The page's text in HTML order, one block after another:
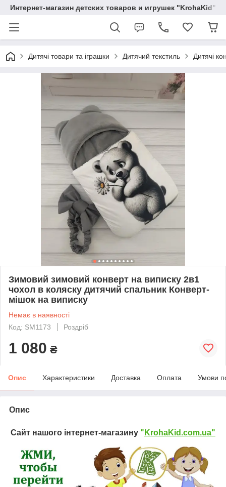
Интернет-магазин детских товаров и игрушек "KrohaKid"
Дитячі товари та іграшки Дитячий текстиль Дитячі
Зимовий зимовий конверт на виписку 2в1
чохол в коляску дитячий спальник Конверт-
мішок на виписку
Немає в наявності
Код: SM1173
Роздріб
1 080 ₴
Опис Характеристики Доставка Оплата Умови
Опис
Сайт нашого інтернет-магазину " KrohaKid.com.ua"